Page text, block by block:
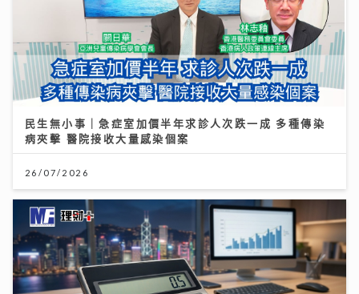
民生無小事｜急症室加價半年求診人次跌一成 多種傳染
病夾擊 醫院接收大量感染個案
26/07/2026